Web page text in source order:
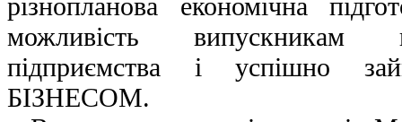
різнопланова економічна
можливість випускникам
підприємства і успішно
БІЗНЕСОМ.